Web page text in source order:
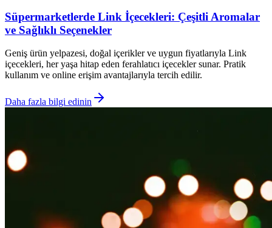
Süpermarketlerde Link İçecekleri: Çeşitli Aromalar
ve Sağlıklı Seçenekler
Geniş ürün yelpazesi, doğal içerikler ve uygun fiyatlarıyla Link
içecekleri, her yaşa hitap eden ferahlatıcı içecekler sunar. Pratik
kullanım ve online erişim avantajlarıyla tercih edilir.
Daha fazla bilgi edinin